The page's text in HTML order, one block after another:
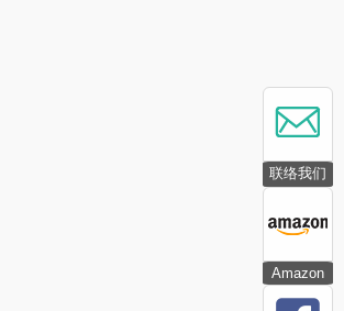
联络我们
Amazon